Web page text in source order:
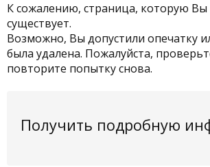
К сожалению, страница, которую
существует.
Возможно, Вы допустили опечатку
была удалена. Пожалуйста,
повторите попытку снова.
Получить подробную